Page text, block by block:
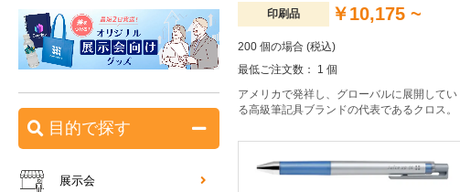
印刷品 ￥10,175 ~
200 個の場合 (税込)
最低ご注文数： 1 個
アメリカで発祥し、グローバルに展開してい
る高級筆記具ブランドの代表であるクロス。
目的で探す
展示会